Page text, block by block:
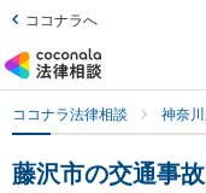
ココナラへ
ココナラ法律相談 神奈
藤沢市の交通事